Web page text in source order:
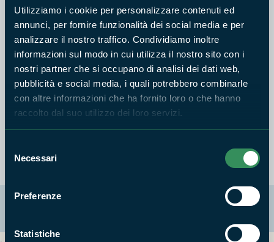
Utilizziamo i cookie per personalizzare contenuti ed
annunci, per fornire funzionalità dei social media e per
analizzare il nostro traffico. Condividiamo inoltre
informazioni sul modo in cui utilizza il nostro sito con i
nostri partner che si occupano di analisi dei dati web,
pubblicità e social media, i quali potrebbero combinarle
con altre informazioni che ha fornito loro o che hanno
raccolto dal suo utilizzo dei loro servizi.
delNecessari
Preferenze
Statistiche
territorio. Auguri di cuore da tutto lo staff! [😊]
La mappa di Parchilazio.it